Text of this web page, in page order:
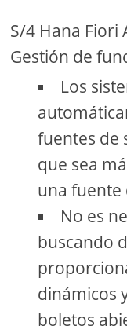
S/4 Hana Fiori
Gestión de
Los
fuentes de
que sea
una fuente
No es
buscando
dinámicos
boletos